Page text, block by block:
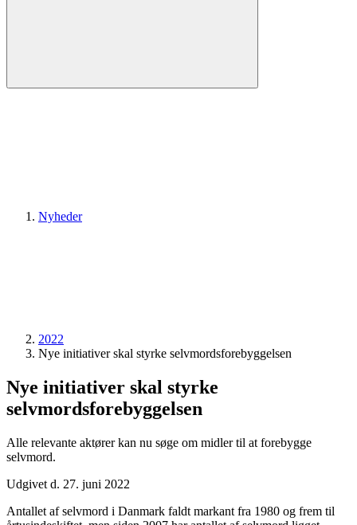
Nyheder
2022
Nye initiativer skal styrke selvmordsforebyggelsen
Nye initiativer skal styrke
selvmordsforebyggelsen
Alle relevante aktører kan nu søge om midler til at forebygge
selvmord.
Udgivet d. 27. juni 2022
Antallet af selvmord i Danmark faldt markant fra 1980 og frem til